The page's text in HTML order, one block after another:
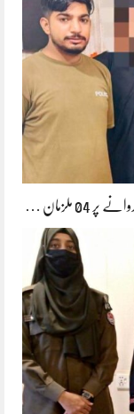
ملزمان …